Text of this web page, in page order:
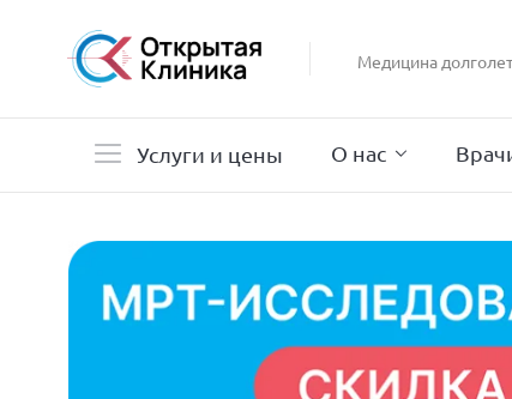
Медицина
Услуги и цены О нас